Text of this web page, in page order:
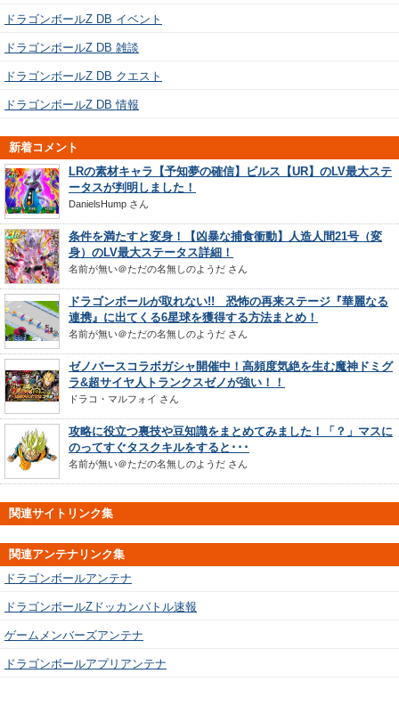
ドラゴンボールZ DB イベント
ドラゴンボールZ DB 雑談
ドラゴンボールZ DB クエスト
ドラゴンボールZ DB 情報
新着コメント
LRの素材キャラ【予知夢の確信】ビルス【UR】のLV最大ステ
ータスが判明しました！
DanielsHump さん
条件を満たすと変身！【凶暴な捕食衝動】人造人間21号（変
身）のLV最大ステータス詳細！
名前が無い＠ただの名無しのようだ さん
ドラゴンボールが取れない!! 恐怖の再来ステージ『華麗なる
連携』に出てくる6星球を獲得する方法まとめ！
名前が無い＠ただの名無しのようだ さん
ゼノバースコラボガシャ開催中！高頻度気絶を生む魔神ドミグ
ラ&超サイヤ人トランクスゼノが強い！！
ドラコ・マルフォイ さん
攻略に役立つ裏技や豆知識をまとめてみました！「？」マスに
のってすぐタスクキルをすると･･･
名前が無い＠ただの名無しのようだ さん
関連サイトリンク集
関連アンテナリンク集
ドラゴンボールアンテナ
ドラゴンボールZドッカンバトル速報
ゲームメンバーズアンテナ
ドラゴンボールアプリアンテナ